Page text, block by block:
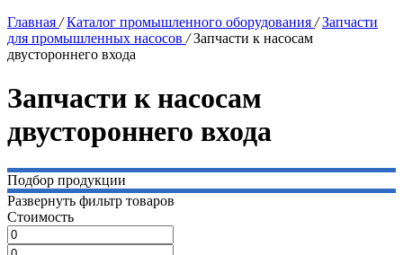
Главная / Каталог промышленного оборудования / Запчасти
для промышленных насосов / Запчасти к насосам
двустороннего входа
Запчасти к насосам
двустороннего входа
Подбор продукции
Развернуть фильтр товаров
Стоимость